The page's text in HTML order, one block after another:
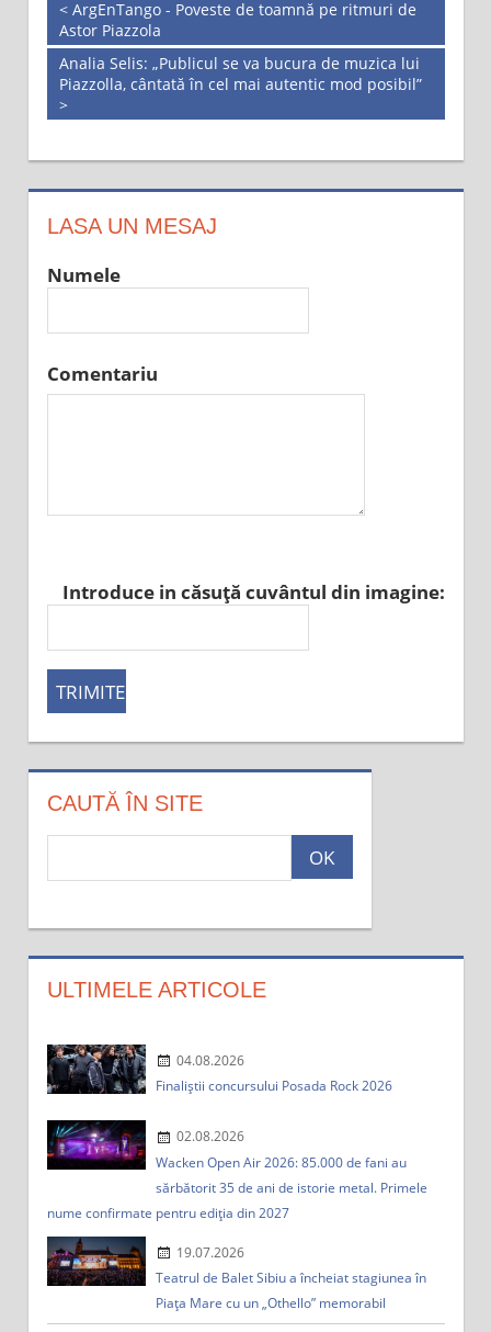
< ArgEnTango - Poveste de toamnă pe ritmuri de
Astor Piazzola
Analia Selis: „Publicul se va bucura de muzica lui
Piazzolla, cântată în cel mai autentic mod posibil”
>
LASA UN MESAJ
Numele
Comentariu
Introduce in căsuţă cuvântul din imagine:
CAUTĂ ÎN SITE
t
ULTIMELE ARTICOLE
04.08.2026
Finaliștii concursului Posada Rock 2026
02.08.2026
Wacken Open Air 2026: 85.000 de fani au
sărbătorit 35 de ani de istorie metal. Primele
nume confirmate pentru ediția din 2027
19.07.2026
Teatrul de Balet Sibiu a încheiat stagiunea în
Piața Mare cu un „Othello” memorabil